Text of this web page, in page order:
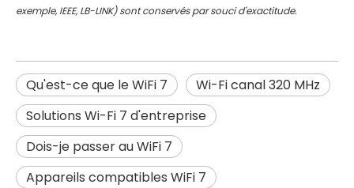
exemple, IEEE, LB-LINK) sont conservés par souci d'exactitude.
Qu'est-ce que le WiFi 7
Wi-Fi canal 320 MHz
Solutions Wi-Fi 7 d'entreprise
Dois-je passer au WiFi 7
Appareils compatibles WiFi 7